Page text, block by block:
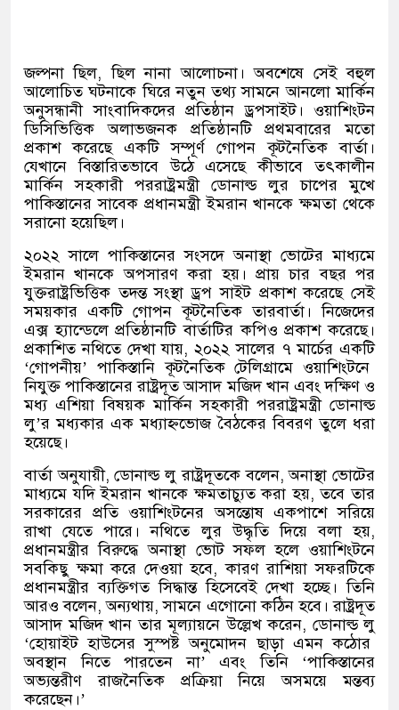
জল্পনা ছিল,ছিল নানা আলোচনা। অবশেষে সেই বহুল
আলোচিত ঘটনাকে ঘিরে নতুন তথ্য সামনে আনলো মার্কিন
অনুসন্ধানী সাংবাদিকদের প্রতিষ্ঠান ড্রপসাইট। ওয়াশিংটন
ডিসিভিত্তিক অলাভজনক প্রতিষ্ঠানটি প্রথমবারের মতো
প্রকাশ করেছে একটি সম্পূর্ণ গোপন কূটনৈতিক বার্তা।
যেখানে বিস্তারিতভাবে উঠে এসেছে কীভাবে তৎকালীন
মার্কিন সহকারী পররাষ্ট্রমন্ত্রী ডোনাল্ড লুর চাপের মুখে
পাকিস্তানের সাবেক প্রধানমন্ত্রী ইমরান খানকে ক্ষমতা থেকে
সরানো হয়েছিল।
২০২২ সালে পাকিস্তানের সংসদে অনাস্থা ভোটের মাধ্যমে
ইমরান খানকে অপসারণ করা হয়। প্রায় চার বছর পর
যুক্তরাষ্ট্রভিত্তিক তদন্ত সংস্থা ড্রপ সাইট প্রকাশ করেছে সেই
সময়কার একটি গোপন কূটনৈতিক তারবার্তা। নিজেদের
এক্স হ্যান্ডেলে প্রতিষ্ঠানটি বার্তাটির কপিও প্রকাশ করেছে।
প্রকাশিত নথিতে দেখা যায়, ২০২২ সালের ৭ মার্চের একটি
‘গোপনীয়’ পাকিস্তানি কূটনৈতিক টেলিগ্রামে ওয়াশিংটনে
নিযুক্ত পাকিস্তানের রাষ্ট্রদূত আসাদ মজিদ খান এবং দক্ষিণ ও
মধ্য এশিয়া বিষয়ক মার্কিন সহকারী পররাষ্ট্রমন্ত্রী ডোনাল্ড
লু’র মধ্যকার এক মধ্যাহ্নভোজ বৈঠকের বিবরণ তুলে ধরা
হয়েছে।
বার্তা অনুযায়ী,ডোনাল্ড লু রাষ্ট্রদূতকে বলেন,অনাস্থা ভোটের
মাধ্যমে যদি ইমরান খানকে ক্ষমতাচ্যুত করা হয়,তবে তার
সরকারের প্রতি ওয়াশিংটনের অসন্তোষ একপাশে সরিয়ে
রাখা যেতে পারে। নথিতে লুর উদ্ধৃতি দিয়ে বলা হয়,
প্রধানমন্ত্রীর বিরুদ্ধে অনাস্থা ভোট সফল হলে ওয়াশিংটনে
সবকিছু ক্ষমা করে দেওয়া হবে,কারণ রাশিয়া সফরটিকে
প্রধানমন্ত্রীর ব্যক্তিগত সিদ্ধান্ত হিসেবেই দেখা হচ্ছে। তিনি
আরও বলেন,অন্যথায়,সামনে এগোনো কঠিন হবে। রাষ্ট্রদূত
আসাদ মজিদ খান তার মূল্যায়নে উল্লেখ করেন, ডোনাল্ড লু
‘হোয়াইট হাউসের সুস্পষ্ট অনুমোদন ছাড়া এমন কঠোর
অবস্থান নিতে পারতেন না’ এবং তিনি‘পাকিস্তানের
অভ্যন্তরীণ রাজনৈতিক প্রক্রিয়া নিয়ে অসময়ে মন্তব্য
করেছেন।’